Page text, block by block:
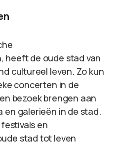
heeft de oude stad van
cultureel leven. Zo kun
concerten in de
bezoek brengen aan
en galerieën in de stad.
en
stad tot leven